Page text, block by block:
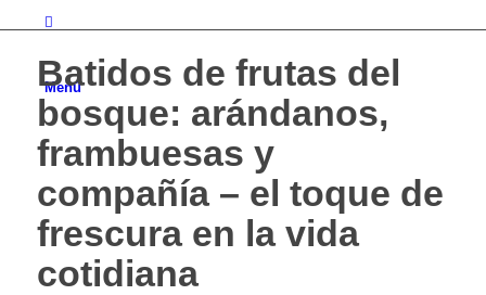
Menú
Batidos de frutas del
bosque: arándanos,
frambuesas y
compañía – el toque de
frescura en la vida
cotidiana